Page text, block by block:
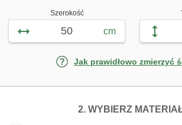
Szerokość
cm
Jak prawidłowo zmierzyć
2. WYBIERZ